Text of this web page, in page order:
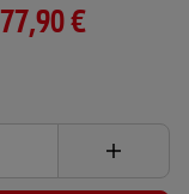
77,90 €